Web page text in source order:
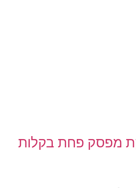
מפסק פחת בקלות